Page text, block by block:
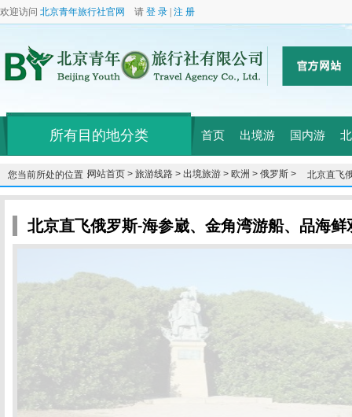
欢迎访问 北京青年旅行社官网 请 登 录 注 册
所有目的地分类 首页 出境游 国内游
您当前所处的位置：网站首页 > 旅游线路 > 出境旅游 > 欧洲 > 俄罗斯 >
北京直飞
日
北京直飞俄罗斯-海参崴、金角湾游船、品海